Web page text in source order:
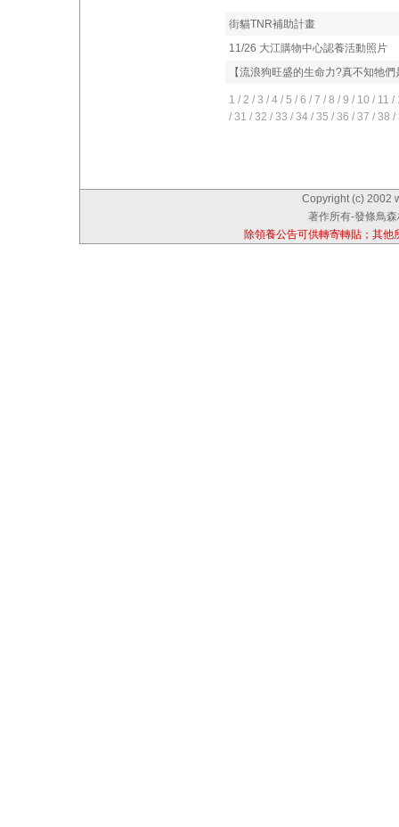
街貓TNR補助計畫
11/26 大江購物中心認養活動照片
【流浪狗旺盛的生命力?真不知牠
1 / 2 / 3 / 4 / 5 / 6 / 7 / 8 / 9 / 10 / 11 /
/ 31 / 32 / 33 / 34 / 35 / 36 / 37 / 38 /
Copyright (c) 2002
著作所有-發條鳥
除領養公告可供轉寄轉貼；其